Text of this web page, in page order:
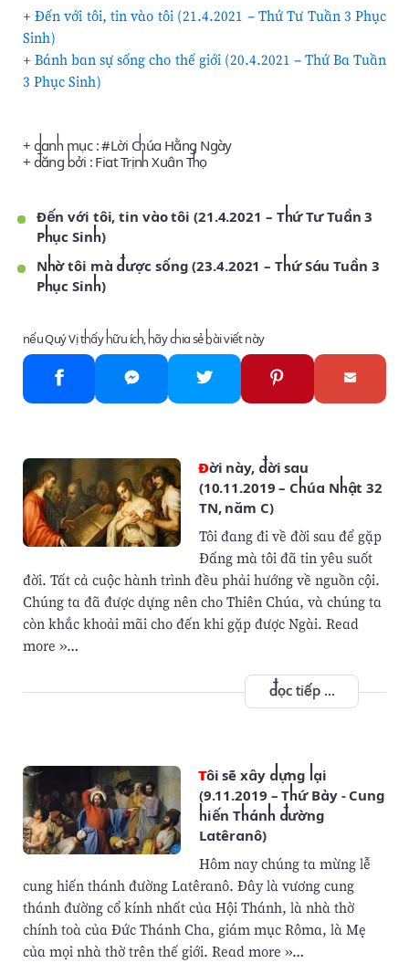
+ Đến với tôi, tin vào tôi (21.4.2021 – Thứ Tư Tuần 3 Phục
Sinh)
+ Bánh ban sự sống cho thế giới (20.4.2021 – Thứ Ba Tuần
3 Phục Sinh)
+ danh mục : #Lời Chúa Hằng Ngày
+ đăng bởi : Fiat Trịnh Xuân Thọ
Đến với tôi, tin vào tôi (21.4.2021 – Thứ Tư Tuần 3
Phục Sinh)
Nhờ tôi mà được sống (23.4.2021 – Thứ Sáu Tuần 3
Phục Sinh)
nếu Quý Vị thấy hữu ích, hãy chia sẻ bài viết này
Đời này, đời sau
(10.11.2019 – Chúa Nhật 32
TN, năm C)
Tôi đang đi về đời sau để gặp
Ðấng mà tôi đã tin yêu suốt
đời. Tất cả cuộc hành trình đều phải hướng về nguồn cội.
Chúng ta đã được dựng nên cho Thiên Chúa, và chúng ta
còn khắc khoải mãi cho đến khi gặp được Ngài. Read
more »…
đọc tiếp ...
Tôi sẽ xây dựng lại
(9.11.2019 – Thứ Bảy - Cung
hiến Thánh đường
Latêranô)
Hôm nay chúng ta mừng lễ
cung hiến thánh đường Latêranô. Ðây là vương cung
thánh đường cổ kính nhất của Hội Thánh, là nhà thờ
chính toà của Ðức Thánh Cha, giám mục Rôma, là Mẹ
của mọi nhà thờ trên thế giới. Read more »…